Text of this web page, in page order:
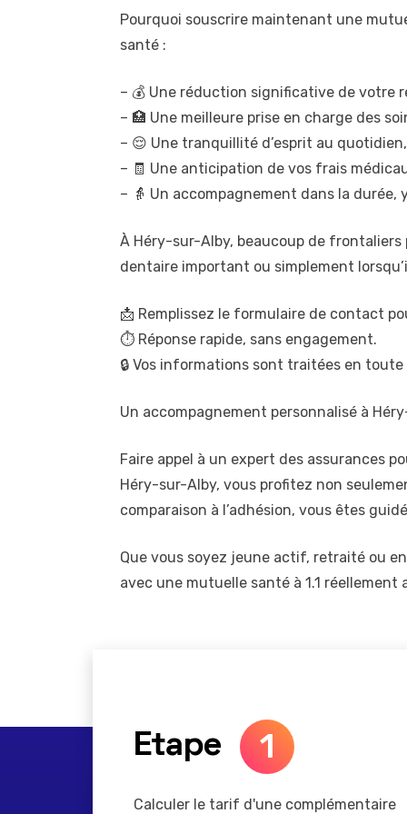
Pourquoi souscrire maintenant une
santé :
– 💰 Une réduction significative de votre
– 🏥 Une meilleure prise en charge des
– 😌 Une tranquillité d’esprit au
– 🧾 Une anticipation de vos frais
– 👵 Un accompagnement dans la
À Héry-sur-Alby, beaucoup de
dentaire important ou simplement
📩 Remplissez le formulaire de contact
⏱️ Réponse rapide, sans engagement.
🔒 Vos informations sont traitées en
Un accompagnement personnalisé à
Faire appel à un expert des assurances
Héry-sur-Alby, vous profitez non
comparaison à l’adhésion, vous êtes
Que vous soyez jeune actif, retraité ou
avec une mutuelle santé à 1.1
Etape 1
Calculer le tarif d'une complémentaire